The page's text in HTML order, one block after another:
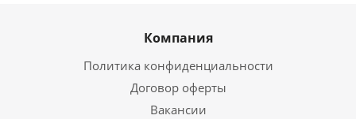
Компания
Политика конфиденциальности
Договор оферты
Вакансии